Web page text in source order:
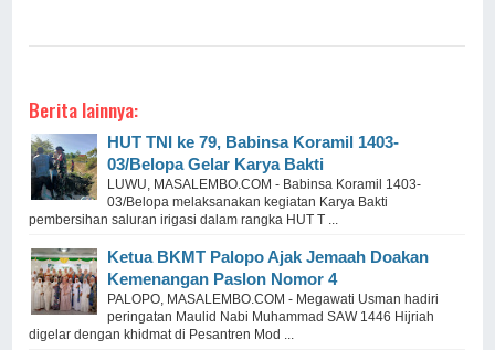
Berita lainnya:
HUT TNI ke 79, Babinsa Koramil 1403-
03/Belopa Gelar Karya Bakti
LUWU, MASALEMBO.COM - Babinsa Koramil 1403-
03/Belopa melaksanakan kegiatan Karya Bakti
pembersihan saluran irigasi dalam rangka HUT T ...
Ketua BKMT Palopo Ajak Jemaah Doakan
Kemenangan Paslon Nomor 4
PALOPO, MASALEMBO.COM - Megawati Usman hadiri
peringatan Maulid Nabi Muhammad SAW 1446 Hijriah
digelar dengan khidmat di Pesantren Mod ...